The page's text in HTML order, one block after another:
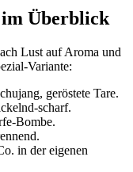
im Überblick
Lust auf Aroma und
Variante:
geröstete Tare.
scharf.
Bombe.
in der eigenen